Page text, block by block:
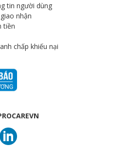
tin người dùng
nhận
tiền
chấp khiếu nại